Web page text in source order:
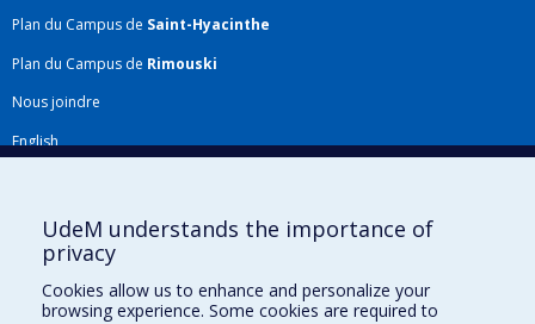
Plan du Campus de Saint-Hyacinthe
Plan du Campus de Rimouski
Nous joindre
English
Plan du site
Accessibilité
Gabarits et image de marque
UdeM understands the importance of
privacy
Cookies allow us to enhance and personalize your
browsing experience. Some cookies are required to